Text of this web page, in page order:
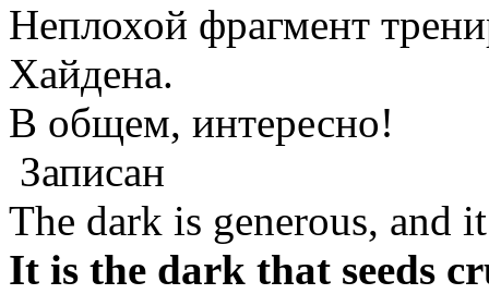
Неплохой фрагмент
Хайдена.
В общем, интересно!
Записан
The dark is generous, and
It is the dark that seeds